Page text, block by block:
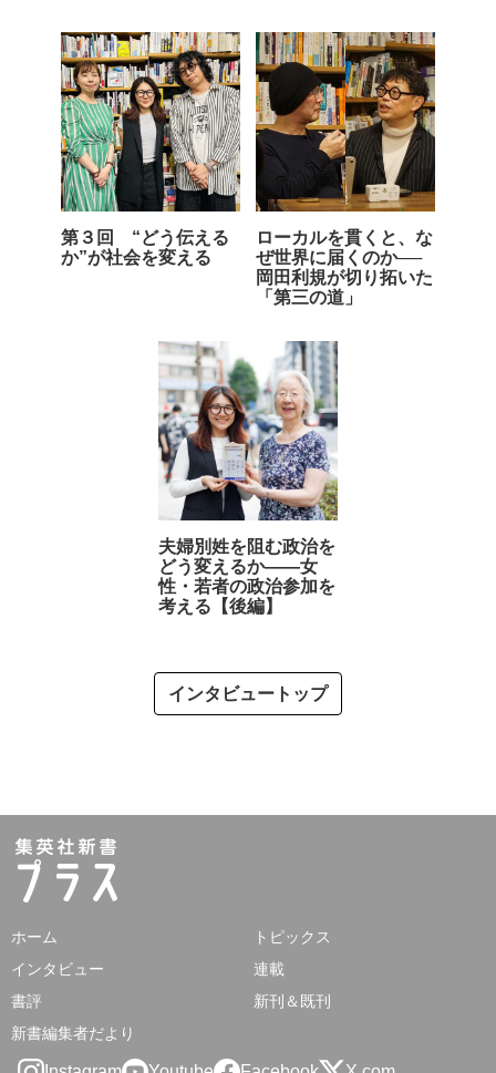
第３回 “どう伝える
か”が社会を変える
ローカルを貫くと、な
ぜ世界に届くのか──
岡田利規が切り拓いた
「第三の道」
夫婦別姓を阻む政治を
どう変えるか――女
性・若者の政治参加を
考える【後編】
インタビュートップ
ホーム
トピックス
インタビュー
連載
書評
新刊＆既刊
新書編集者だより